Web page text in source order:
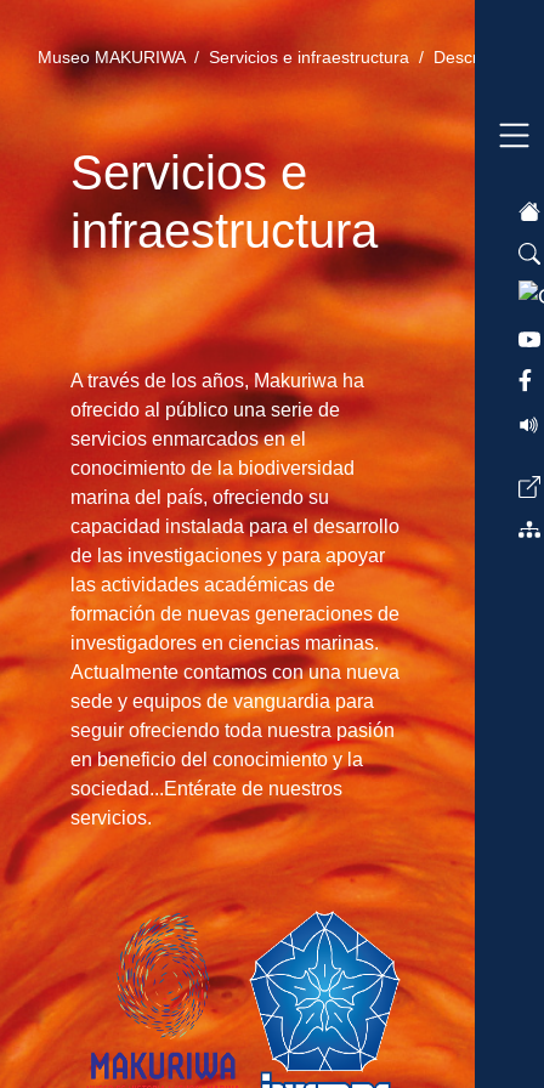
Museo MAKURIWA /Servicios e infraestructura / Descripción
Servicios e
infraestructura
A través de los años, Makuriwa ha
ofrecido al público una serie de
servicios enmarcados en el
conocimiento de la biodiversidad
marina del país, ofreciendo su
capacidad instalada para el desarrollo
de las investigaciones y para apoyar
las actividades académicas de
formación de nuevas generaciones de
investigadores en ciencias marinas.
Actualmente contamos con una nueva
sede y equipos de vanguardia para
seguir ofreciendo toda nuestra pasión
en beneficio del conocimiento y la
sociedad...Entérate de nuestros
servicios.